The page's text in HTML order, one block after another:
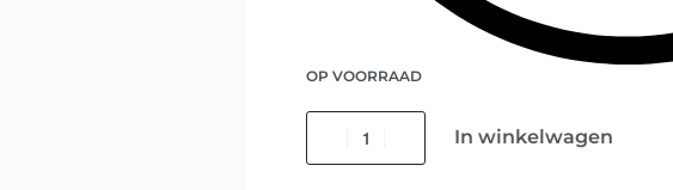
OP VOORRAAD
In winkelwagen